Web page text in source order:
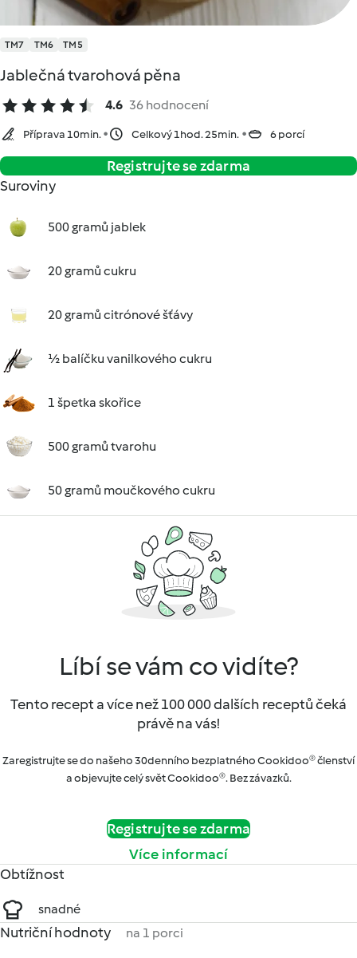
TM7 TM6 TM5
Jablečná tvarohová pěna
4.6 36 hodnocení
Příprava 10min. Celkový 1hod. 25min. 6 porcí
Registrujte se zdarma
Suroviny
500 gramů jablek
20 gramů cukru
20 gramů citrónové šťávy
½ balíčku vanilkového cukru
1 špetka skořice
500 gramů tvarohu
50 gramů moučkového cukru
Líbí se vám co vidíte?
Tento recept a více než 100 000 dalších receptů čeká
právě na vás!
Zaregistrujte se do našeho 30denního bezplatného Cookidoo® členství
a objevujte celý svět Cookidoo®. Bez závazků.
Registrujte se zdarma
Více informací
Obtížnost
snadné
Nutriční hodnoty na 1 porci